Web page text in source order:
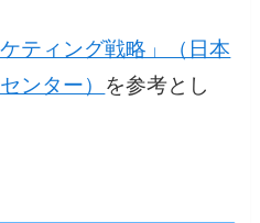
ティング戦略」（日本
ンター） を参考とし